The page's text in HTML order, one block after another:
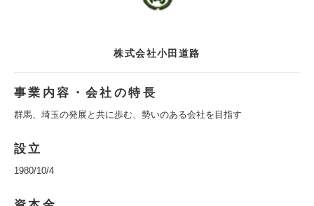
株式会社小田道路
事業内容・会社の特長
群馬、埼玉の発展と共に歩む、勢いのある会社を目指す
設立
1980/10/4